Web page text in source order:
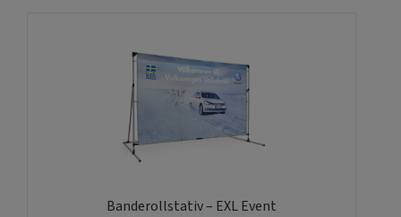
De
olika
alternativen
Banderollstativ – EXL Event